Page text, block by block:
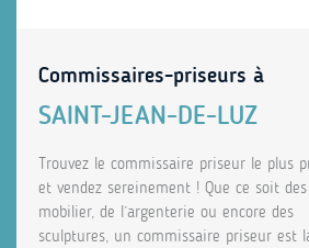
Commissaires-priseurs à
SAINT-JEAN-DE-LUZ
Trouvez le commissaire priseur le plus
et vendez sereinement ! Que ce soit
mobilier, de l’argenterie ou encore des
sculptures, un commissaire priseur est